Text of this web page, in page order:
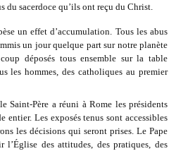
du sacerdoce qu’ils ont reçu du Christ.
un effet d’accumulation. Tous les abus
un jour quelque part sur notre planète
déposés tous ensemble sur la table
les hommes, des catholiques au premier
Saint-Père a réuni à Rome les présidents
entier. Les exposés tenus sont accessibles
les décisions qui seront prises. Le Pape
des attitudes, des pratiques, des